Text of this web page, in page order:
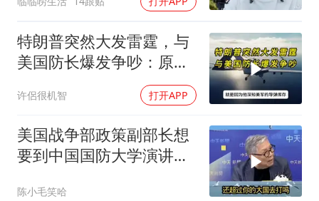
特朗普突然大发雷霆，与
美国防长爆发争吵：原来
许侶很机智 打开APP
美国战争部政策副部长想
要到中国国防大学演讲？
陈小毛笑哈